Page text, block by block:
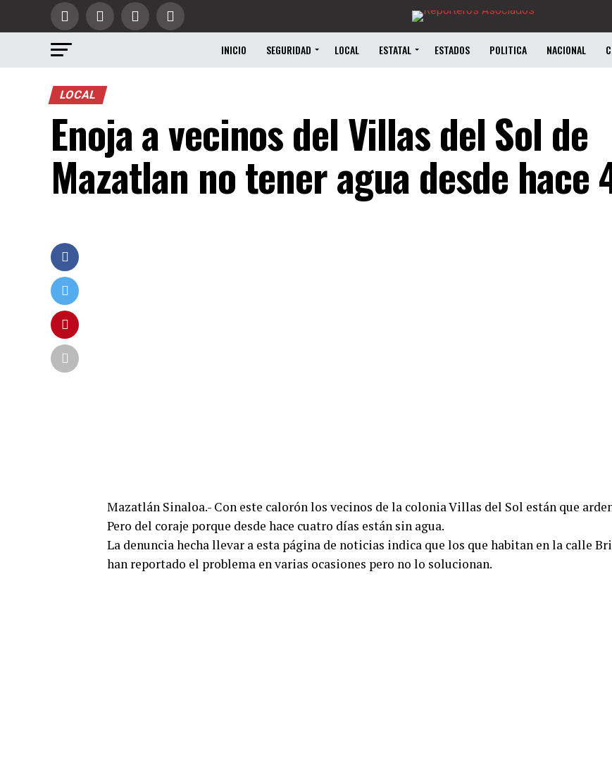
INICIO SEGURIDAD LOCAL ESTATAL ESTADOS POLITICA NACIONAL
LOCAL
Enoja a vecinos del Villas del Sol de
Mazatlan no tener agua desde hace
Mazatlán Sinaloa.- Con este calorón los vecinos de la colonia Villas del Sol están que
Pero del coraje porque desde hace cuatro días están sin agua.
La denuncia hecha llevar a esta página de noticias indica que los que habitan en la calle
han reportado el problema en varias ocasiones pero no lo solucionan.